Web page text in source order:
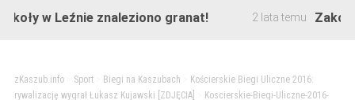
w Leźnie znaleziono granat! 2 lata temu
zKaszub.info> Sport> Biegi na Kaszubach
Kościerskie Biegi Uliczne 2016:
rywalizację wygrał Łukasz Kujawski [ZDJĘCIA]
Koscierskie-Biegi-Uliczne-2016-